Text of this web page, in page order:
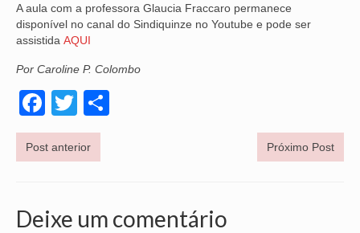
A aula com a professora Glaucia Fraccaro permanece
disponível no canal do Sindiquinze no Youtube e pode ser
assistida AQUI
Por Caroline P. Colombo
Facebook
Twitter
Post anterior Próximo Post
Deixe um comentário